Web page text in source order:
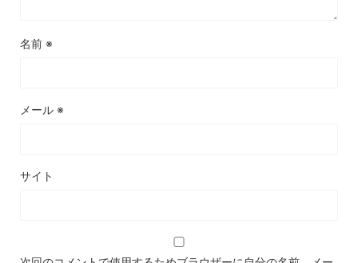
名前 ※
メール ※
サイト